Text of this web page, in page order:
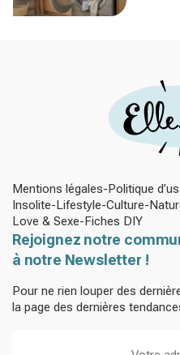
Mentions légales Politique
Insolite Lifestyle Culture
Love & Sexe Fiches DIY
Rejoignez notre
à notre Newsletter !
Pour ne rien louper des
la page des dernières